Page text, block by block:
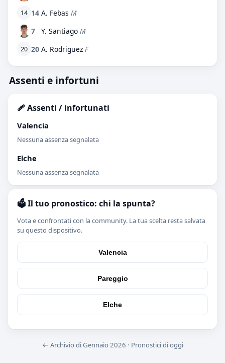
14 14 A. Febas M
7
Y. Santiago M
20 20 A. Rodriguez F
Assenti e infortuni
🩹 Assenti / infortunati
Valencia
Nessuna assenza segnalata
Elche
Nessuna assenza segnalata
🗳️ Il tuo pronostico: chi la spunta?
Vota e confrontati con la community. La tua scelta resta salvata
su questo dispositivo.
Valencia
Pareggio
Elche
← Archivio di Gennaio 2026 · Pronostici di oggi